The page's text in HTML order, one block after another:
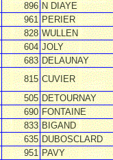
896 N DIAYE
961 PERIER
828 WULLEN
604 JOLY
683 DELAUNAY
815 CUVIER
505 DETOURNAY
690 FONTAINE
833 BIGAND
635 DUBOSCLARD
951 PAVY